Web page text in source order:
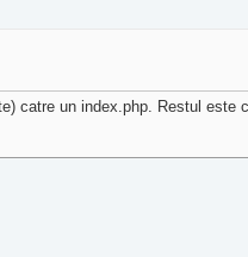
catre un index.php. Restul este